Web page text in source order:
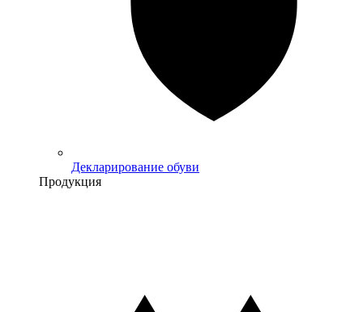
Декларирование обуви
Продукция